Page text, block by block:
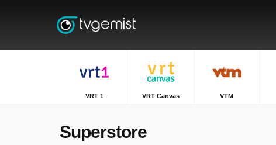
VRT 1 VRT Canvas VTM
Superstore